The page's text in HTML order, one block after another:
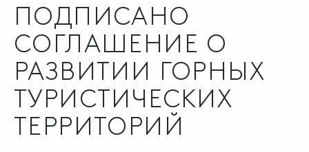
ПОДПИСАНО
СОГЛАШЕНИЕ О
РАЗВИТИИ ГОРНЫХ
ТУРИСТИЧЕСКИХ
ТЕРРИТОРИЙ